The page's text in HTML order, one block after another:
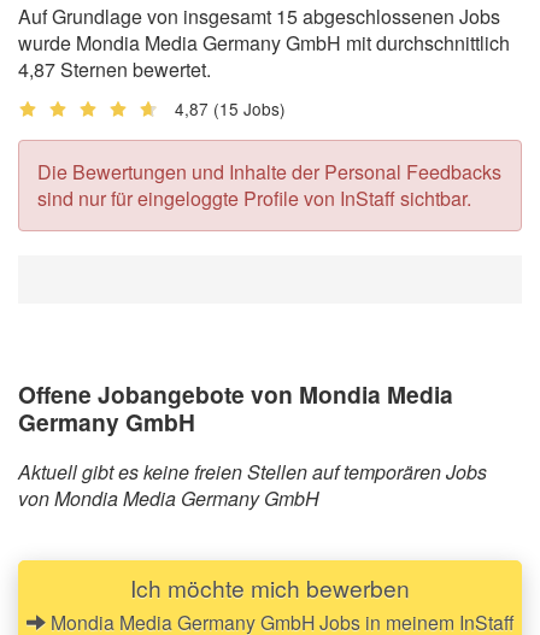
Auf Grundlage von insgesamt 15 abgeschlossenen Jobs
wurde Mondia Media Germany GmbH mit durchschnittlich
4,87 Sternen bewertet.
4,87 (15 Jobs)
Die Bewertungen und Inhalte der Personal Feedbacks
sind nur für eingeloggte Profile von InStaff sichtbar.
Offene Jobangebote von Mondia Media
Germany GmbH
Aktuell gibt es keine freien Stellen auf temporären Jobs
von Mondia Media Germany GmbH
Ich möchte mich bewerben
Mondia Media Germany GmbH Jobs in meinem InStaff